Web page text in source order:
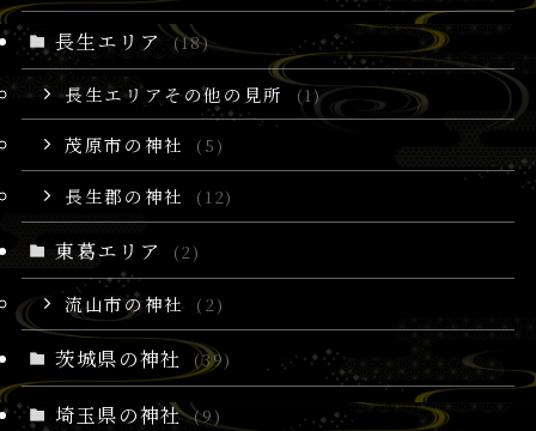
長生エリア (18)
長生エリアその他の見所 (1)
茂原市の神社 (5)
長生郡の神社 (12)
東葛エリア (2)
流山市の神社 (2)
茨城県の神社 (39)
埼玉県の神社 (9)